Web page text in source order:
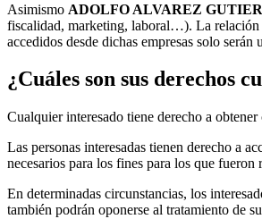
Asimismo ADOLFO ALVAREZ
fiscalidad, marketing, laboral…). La relación
accedidos desde dichas empresas solo
¿Cuáles son sus derechos
Cualquier interesado tiene derecho a
Las personas interesadas tienen derecho a
necesarios para los fines para los que fueron
En determinadas circunstancias, los
también podrán oponerse al tratamiento de